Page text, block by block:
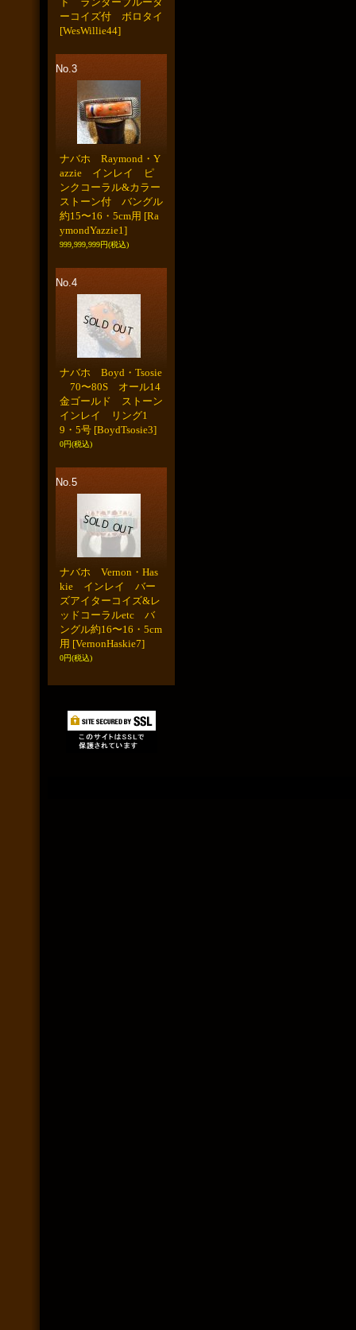
ーコイズ付 ボロタイ
[WesWillie44]
No.3
ナバホ Raymond・Y
azzie インレイ ピ
ンクコーラル&カラー
ストーン付 バングル
約15〜16・5cm用 [Ra
ymondYazzie1]
999,999,999円(税込)
No.4
ナバホ Boyd・Tsosie
70〜80S オール14
金ゴールド ストーン
インレイ リング1
9・5号 [BoydTsosie3]
0円(税込)
No.5
ナバホ Vernon・Has
kie インレイ バー
ズアイターコイズ&レ
ッドコーラルetc バ
ングル約16〜16・5cm
用 [VernonHaskie7]
0円(税込)